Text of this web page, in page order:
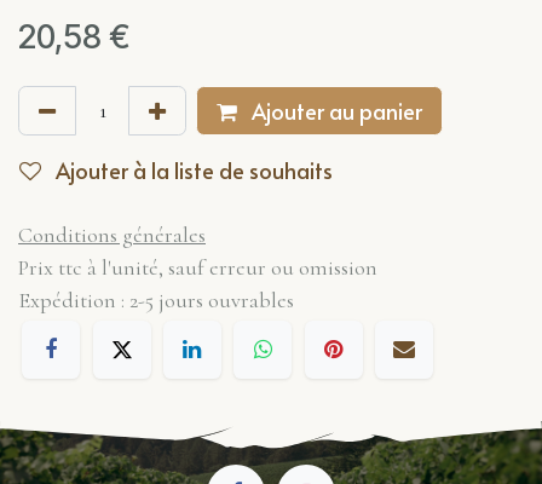
20,58 €
Ajouter au panier
Ajouter à la liste de souhaits
Conditions générales
Prix ttc à l'unité, sauf erreur ou omission
Expédition : 2-5 jours ouvrables